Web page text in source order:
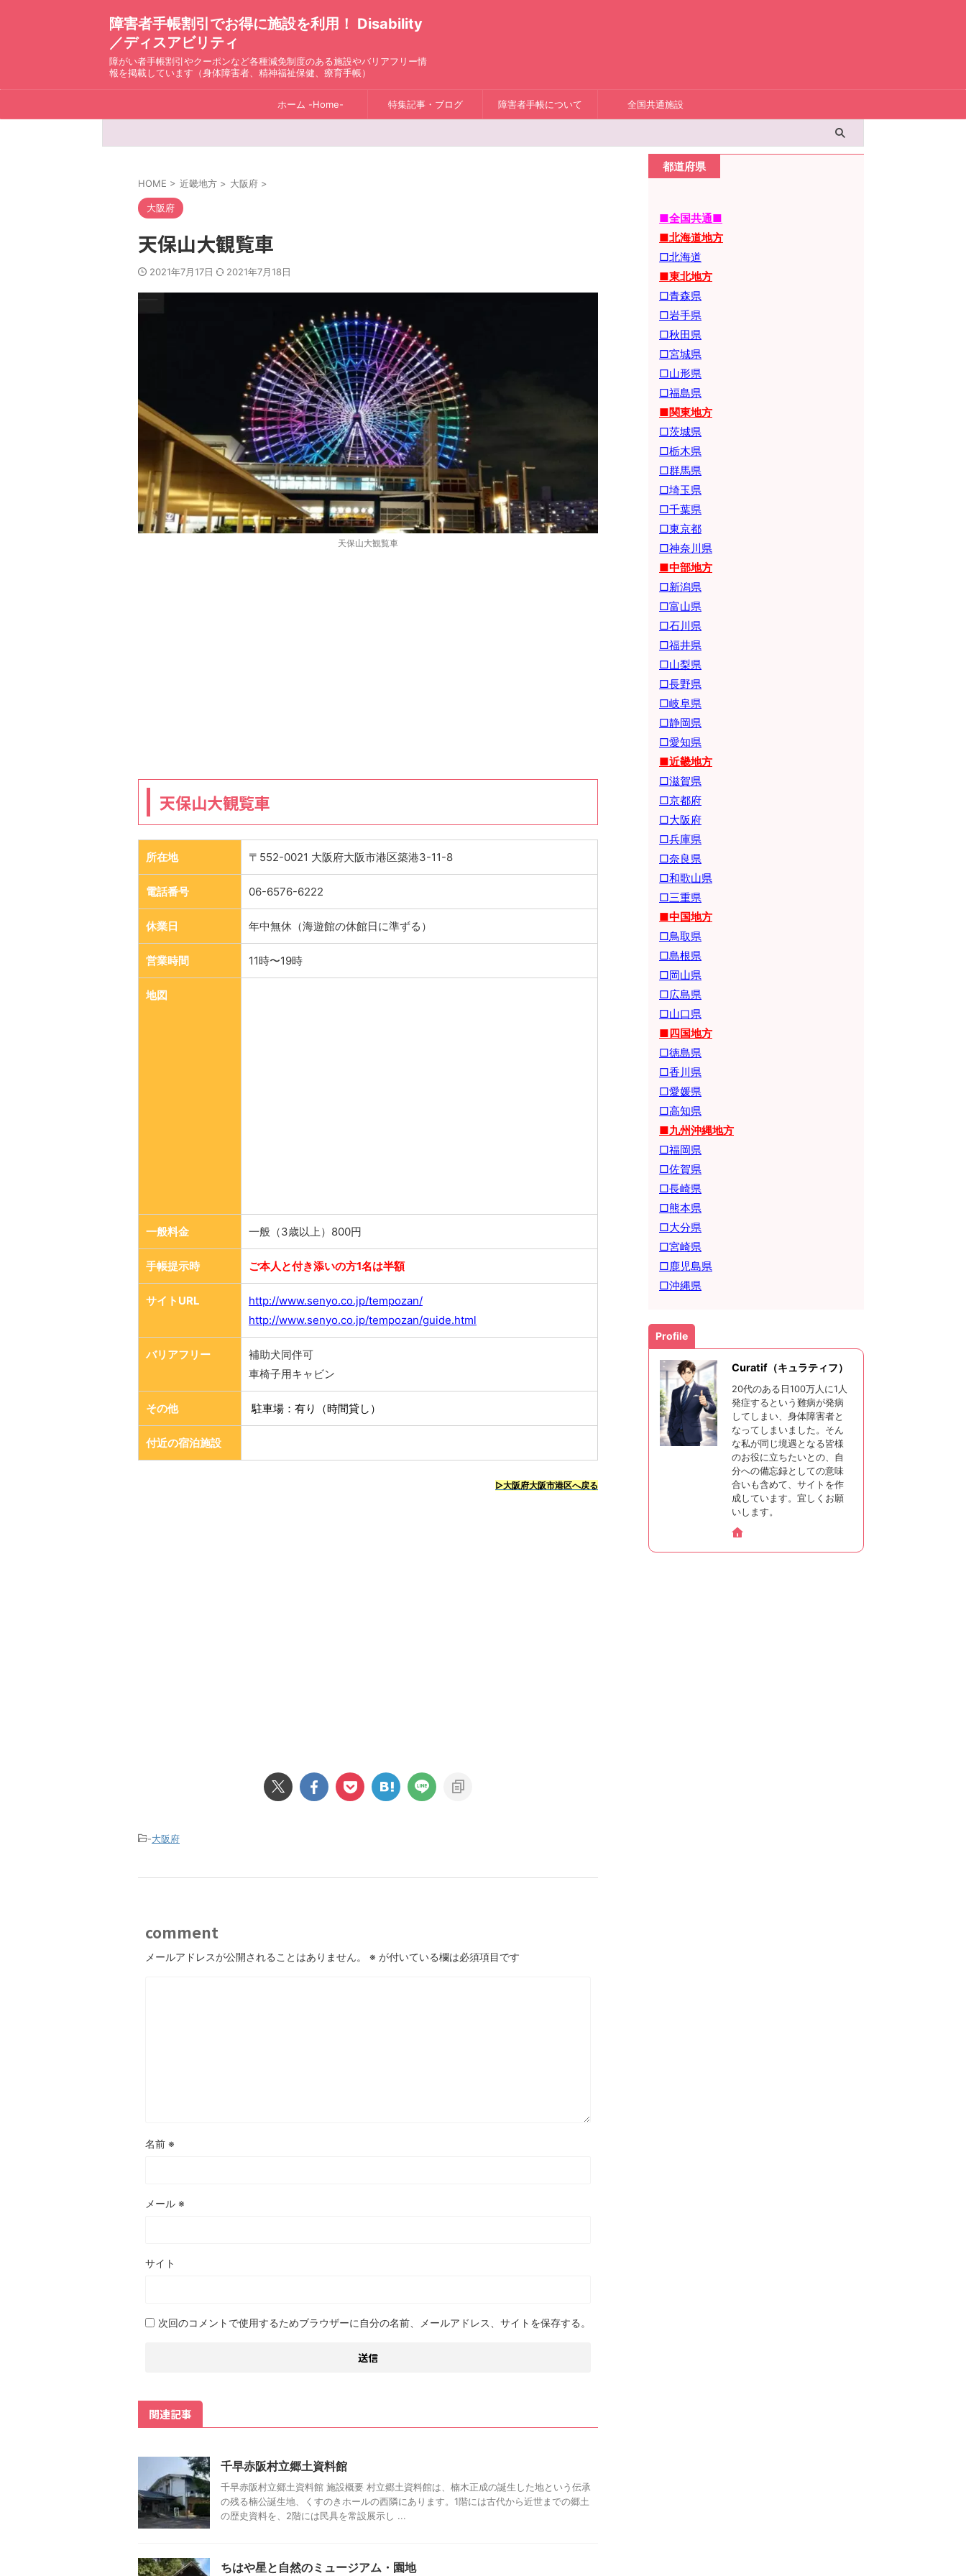
障害者手帳割引でお得に施設を利用！ Disability
／ディスアビリティ
障がい者手帳割引やクーポンなど各種減免制度のある施設やバリアフリー情
報を掲載しています（身体障害者、精神福祉保健、療育手帳）
ホーム -Home- 特集記事・ブログ 障害者手帳について 全国共通施設
HOME > 近畿地方 > 大阪府 >
大阪府
天保山大観覧車
2021年7月17日 2021年7月18日
天保山大観覧車
天保山大観覧車
所在地 〒552-0021 大阪府大阪市港区築港3-11-8
電話番号 06-6576-6222
休業日 年中無休（海遊館の休館日に準ずる）
営業時間 11時〜19時
地図
一般料金 一般（3歳以上）800円
手帳提示時 ご本人と付き添いの方1名は半額
サイトURL
http://www.senyo.co.jp/tempozan/
http://www.senyo.co.jp/tempozan/guide.html
バリアフリー
補助犬同伴可
車椅子用キャビン
その他 駐車場：有り（時間貸し）
付近の宿泊施設
▷大阪府大阪市港区へ戻る
-大阪府
comment
メールアドレスが公開されることはありません。 ※ が付いている欄は必須項目です
名前 ※
メール ※
サイト
次回のコメントで使用するためブラウザーに自分の名前、メールアドレス、サイトを保存する。
関連記事
千早赤阪村立郷土資料館
千早赤阪村立郷土資料館 施設概要 村立郷土資料館は、楠木正成の誕生した地という伝承
の残る楠公誕生地、くすのきホールの西隣にあります。1階には古代から近世までの郷土
の歴史資料を、2階には民具を常設展示し ...
ちはや星と自然のミュージアム・園地
都道府県
■全国共通■
■北海道地方
□北海道
■東北地方
□青森県
□岩手県
□秋田県
□宮城県
□山形県
□福島県
■関東地方
□茨城県
□栃木県
□群馬県
□埼玉県
□千葉県
□東京都
□神奈川県
■中部地方
□新潟県
□富山県
□石川県
□福井県
□山梨県
□長野県
□岐阜県
□静岡県
□愛知県
■近畿地方
□滋賀県
□京都府
□大阪府
□兵庫県
□奈良県
□和歌山県
□三重県
■中国地方
□鳥取県
□島根県
□岡山県
□広島県
□山口県
■四国地方
□徳島県
□香川県
□愛媛県
□高知県
■九州沖縄地方
□福岡県
□佐賀県
□長崎県
□熊本県
□大分県
□宮崎県
□鹿児島県
□沖縄県
Profile
Curatif（キュラティフ）
20代のある日100万人に1人
発症するという難病が発病
してしまい、身体障害者と
なってしまいました。そん
な私が同じ境遇となる皆様
のお役に立ちたいとの、自
分への備忘録としての意味
合いも含めて、サイトを作
成しています。宜しくお願
いします。